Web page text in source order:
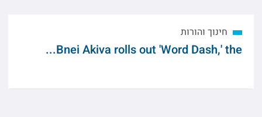
חינוך והורות
Bnei Akiva rolls out 'Word Dash,' the...